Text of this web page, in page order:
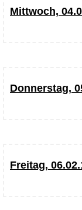
Mittwoch,
Donnerstag,
Freitag,